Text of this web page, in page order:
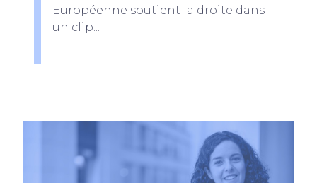
Européenne soutient la droite dans
un clip...